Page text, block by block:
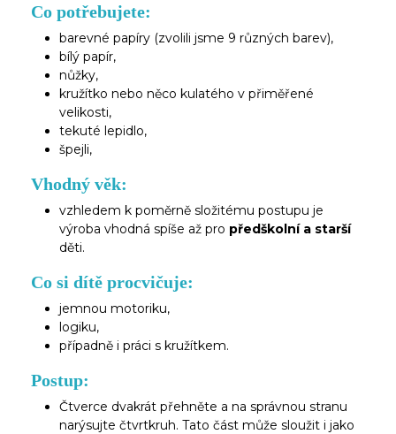
Co potřebujete:
barevné papíry (zvolili jsme 9 různých barev),
bílý papír,
nůžky,
kružítko nebo něco kulatého v přiměřené
velikosti,
tekuté lepidlo,
špejli,
Vhodný věk:
vzhledem k poměrně složitému postupu je
výroba vhodná spíše až pro předškolní a starší
děti.
Co si dítě procvičuje:
jemnou motoriku,
logiku,
případně i práci s kružítkem.
Postup:
Čtverce dvakrát přehněte a na správnou stranu
narýsujte čtvrtkruh. Tato část může sloužit i jako